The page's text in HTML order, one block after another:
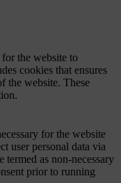
for the website to
cookies that ensures
the website. These
for the website
user personal data via
termed as non-necessary
prior to running